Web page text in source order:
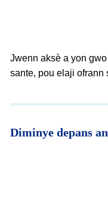
Jwenn aksè a yon
sante, pou elaji ofrann
Diminye depans